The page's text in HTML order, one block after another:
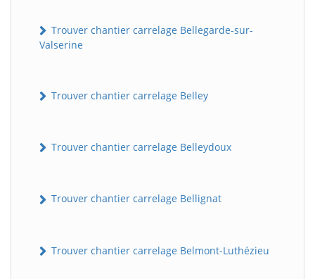
Trouver chantier carrelage Bellegarde-sur-
Valserine
Trouver chantier carrelage Belley
Trouver chantier carrelage Belleydoux
Trouver chantier carrelage Bellignat
Trouver chantier carrelage Belmont-Luthézieu